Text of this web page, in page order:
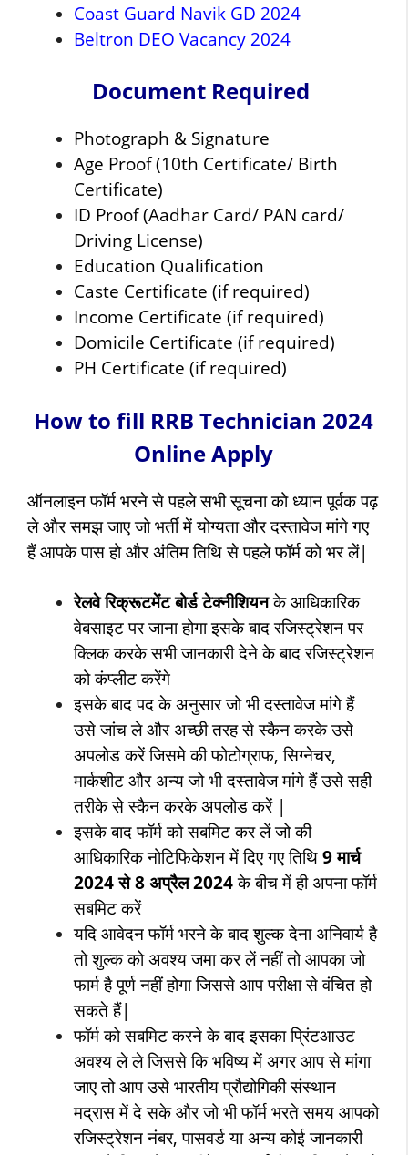
Coast Guard Navik GD 2024
Beltron DEO Vacancy 2024
Document Required
Photograph & Signature
Age Proof (10th Certificate/ Birth
Certificate)
ID Proof (Aadhar Card/ PAN card/
Driving License)
Education Qualification
Caste Certificate (if required)
Income Certificate (if required)
Domicile Certificate (if required)
PH Certificate (if required)
How to fill RRB Technician 2024
Online Apply
ऑनलाइन फॉर्म भरने से पहले सभी सूचना को ध्यान पूर्वक पढ़
ले और समझ जाए जो भर्ती में योग्यता और दस्तावेज मांगे गए
हैं आपके पास हो और अंतिम तिथि से पहले फॉर्म को भर लें|
रेलवे रिक्रूटमेंट बोर्ड टेक्नीशियनके आधिकारिक
वेबसाइट पर जाना होगा इसके बाद रजिस्ट्रेशन पर
क्लिक करके सभी जानकारी देने के बाद रजिस्ट्रेशन
को कंप्लीट करेंगे
इसके बाद पद के अनुसारजो भी दस्तावेज मांगे हैं
उसे जांच ले और अच्छी तरह से स्कैन करके उसे
अपलोड करें जिसमे की फोटोग्राफ, सिग्नेचर,
मार्कशीट और अन्य जो भी दस्तावेज मांगे हैं उसे सही
तरीके से स्कैन करके अपलोड करें |
इसके बाद फॉर्म को सबमिट कर लें जो की
आधिकारिक नोटिफिकेशन में दिए गए तिथि 9 मार्च
2024 से 8 अप्रैल 2024के बीच में ही अपना फॉर्म
सबमिट करें
यदि आवेदन फॉर्म भरने के बाद शुल्क देना अनिवार्य है
तो शुल्क को अवश्य जमा कर लें नहीं तो आपका जो
फार्म है पूर्ण नहीं होगा जिससे आप परीक्षा से वंचित हो
सकते हैं|
फॉर्म को सबमिट करने के बाद इसका प्रिंटआउट
अवश्य ले ले जिससे कि भविष्य में अगर आप से मांगा
जाए तो आप उसे भारतीय प्रौद्योगिकी संस्थान
मद्रास में दे सके और जो भी फॉर्म भरते समय आपको
रजिस्ट्रेशन नंबर, पासवर्ड या अन्य कोई जानकारी